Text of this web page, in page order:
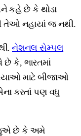
કહે છે કે થોડા
તેઓ નહાયાં જ નથી.
નેશનલ સેમ્પલ
છે કે, ભારતમાં
માટે બીજાઓ
કરતાં પણ વધુ
જુએ છે કે અમે